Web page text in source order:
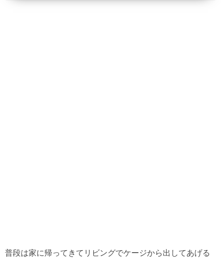
普段は家に帰ってきてリビングでケージから出してあげる